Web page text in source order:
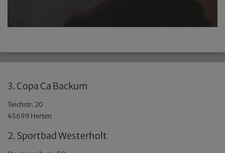
3. Copa Ca Backum
Teichstr. 20
45699 Herten
2. Sportbad Westerholt